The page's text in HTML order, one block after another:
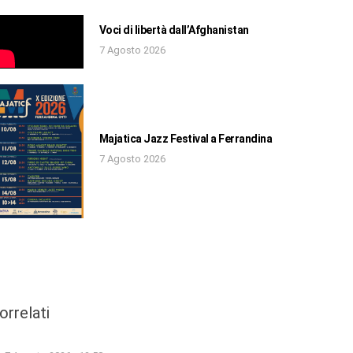
Voci di libertà dall’Afghanistan
7 Agosto 2026
Majatica Jazz Festival a Ferrandina
7 Agosto 2026